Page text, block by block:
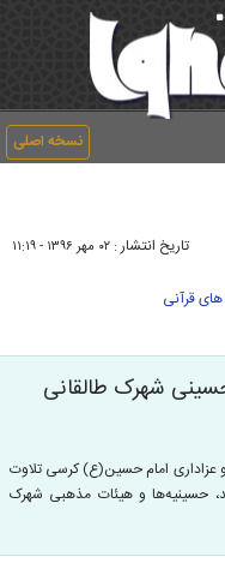
نسخه اصلی
تاریخ انتشار : ۰۲ مهر ۱۳۹۶ - ۱۱:۱۹
قرآنی
شهرک طالقانی
عزاداری امام حسین(ع) کرسی تلاوت
حسینیه‌ها و هیئات مذهبی شهرک